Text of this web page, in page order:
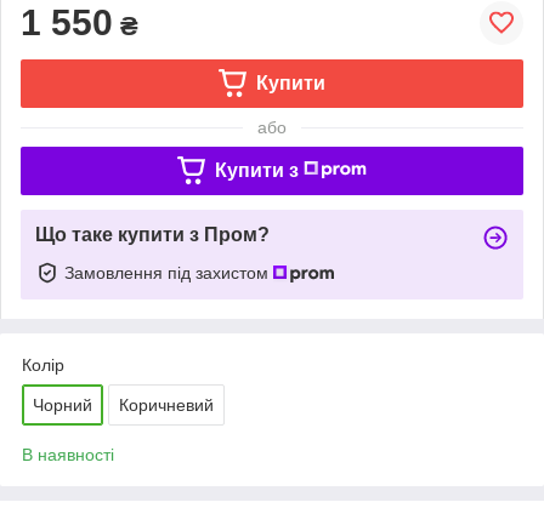
1 550 ₴
Купити
або
Купити з
Що таке купити з Пром?
Замовлення під захистом
Колір
Чорний Коричневий
В наявності